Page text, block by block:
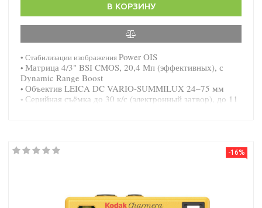
В КОРЗИНУ
• Стабилизации изображенияPower OIS
• Матрица 4/3" BSI CMOS, 20,4 Мп (эффективных), с
Dynamic Range Boost
• Объектив LEICA DC VARIO-SUMMILUX 24–75 мм
• Серийная съёмка до 30 к/с (электронный затвор), до 11
-16%